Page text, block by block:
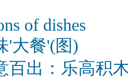
of dishes
'大餐'(图)
百出：乐高积